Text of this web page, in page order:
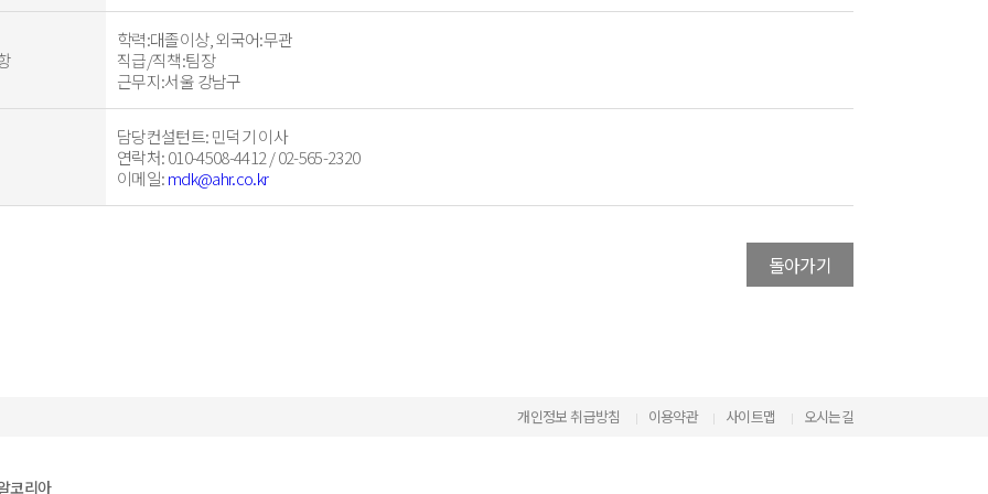
학력:대졸이상, 외국어:무관
직급/직책:팀장
근무지:서울 강남구
담당컨설턴트: 민덕기 이사
연락처: 010-4508-4412 / 02-565-2320
이메일:mdk@ahr.co.kr
돌아가기
개인정보 취급방침 이용약관 사이트맵 오시는길
코리아